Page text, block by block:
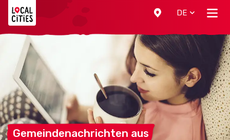
DE
Gemeindenachrichten aus